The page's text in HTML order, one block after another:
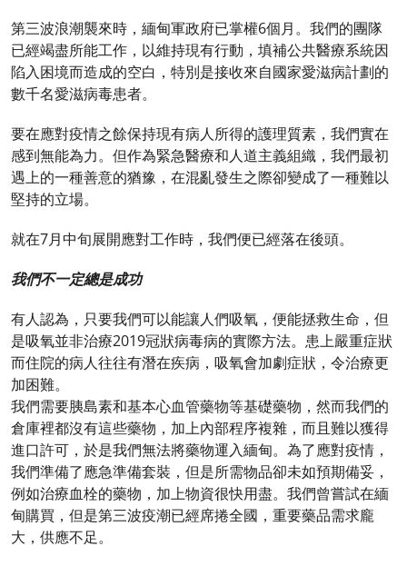
第三波浪潮襲來時，緬甸軍政府已掌權6個月。我們的團隊
已經竭盡所能工作，以維持現有行動，填補公共醫療系統因
陷入困境而造成的空白，特別是接收來自國家愛滋病計劃的
數千名愛滋病毒患者。
要在應對疫情之餘保持現有病人所得的護理質素，我們實在
感到無能為力。但作為緊急醫療和人道主義組織，我們最初
遇上的一種善意的猶豫，在混亂發生之際卻變成了一種難以
堅持的立場。
就在7月中旬展開應對工作時，我們便已經落在後頭。
我們不一定總是成功
有人認為，只要我們可以能讓人們吸氧，便能拯救生命，但
是吸氧並非治療2019冠狀病毒病的實際方法。患上嚴重症狀
而住院的病人往往有潛在疾病，吸氧會加劇症狀，令治療更
加困難。
我們需要胰島素和基本心血管藥物等基礎藥物，然而我們的
倉庫裡都沒有這些藥物，加上內部程序複雜，而且難以獲得
進口許可，於是我們無法將藥物運入緬甸。為了應對疫情，
我們準備了應急準備套裝，但是所需物品卻未如預期備妥，
例如治療血栓的藥物，加上物資很快用盡。我們曾嘗試在緬
甸購買，但是第三波疫潮已經席捲全國，重要藥品需求龐
大，供應不足。